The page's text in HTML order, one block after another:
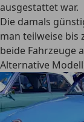
ausgestattet war.
Die damals
man teilweise bis
beide Fahrzeuge
Alternative